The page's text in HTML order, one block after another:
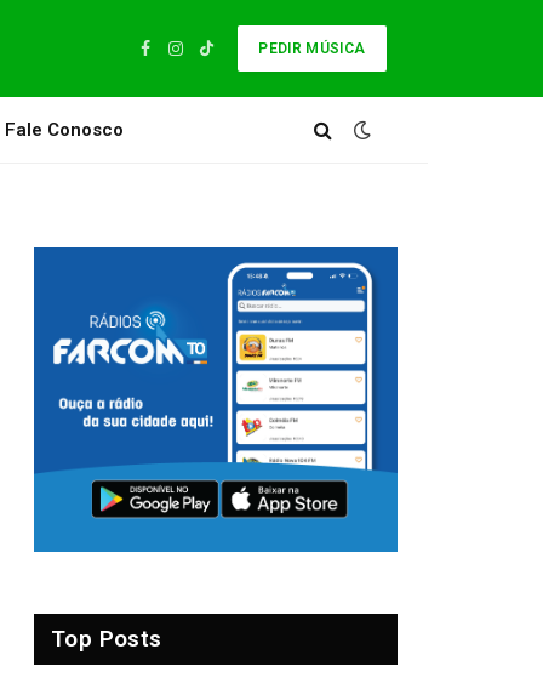
Facebook
Instagram
TikTok
PEDIR MÚSICA
Fale Conosco
Top Posts